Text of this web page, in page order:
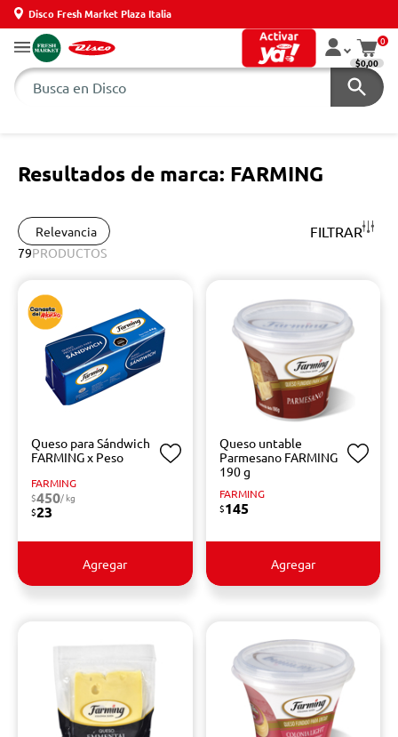
Disco Fresh Market Plaza Italia
0
$0,00
Resultados de marca: FARMING
Relevancia FILTRAR
79PRODUCTOS
Queso para Sándwich
FARMING x Peso
FARMING
$450/ kg
$23
Agregar
Queso untable
Parmesano FARMING
190 g
FARMING
$145
Agregar